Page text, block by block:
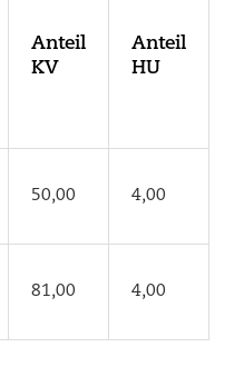
Anteil
KV
Anteil
HU
50,00 4,00
81,00 4,00